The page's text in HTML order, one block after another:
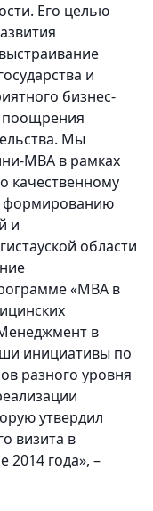
Его целью
и
бизнес-
поощрения
Мы
МВА в рамках
качественному
формированию
и
области
«MBA в
в
инициативы по
разного уровня
утвердил
визита в
2014 года», –